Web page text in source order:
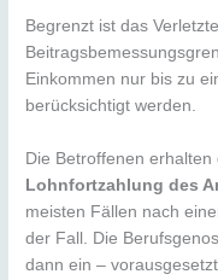
Begrenzt ist das
Einkommen nur bis zu
berücksichtigt werden.
Die Betroffenen
Lohnfortzahlung des
meisten Fällen nach
der Fall. Die
dann ein –